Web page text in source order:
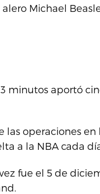
Michael
minutos aportó
las operaciones en
a la NBA cada
fue el 5 de